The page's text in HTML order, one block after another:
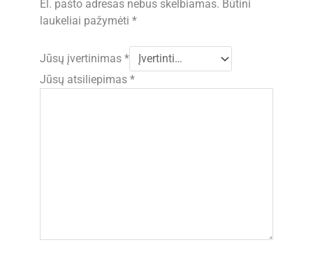
El. pašto adresas nebus skelbiamas. Būtini
laukeliai pažymėti*
Jūsų įvertinimas*
Jūsų atsiliepimas*